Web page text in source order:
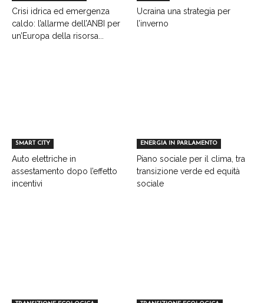
Crisi idrica ed emergenza
caldo: l’allarme dell’ANBI per
un’Europa della risorsa...
Ucraina una strategia per
l’inverno
SMART CITY
Auto elettriche in
assestamento dopo l’effetto
incentivi
ENERGIA IN PARLAMENTO
Piano sociale per il clima, tra
transizione verde ed equità
sociale